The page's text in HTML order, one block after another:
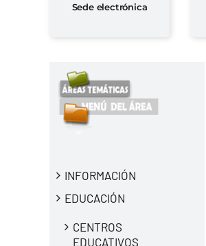
Sede electrónica
INFORMACIÓN
EDUCACIÓN
CENTROS
EDUCATIVOS